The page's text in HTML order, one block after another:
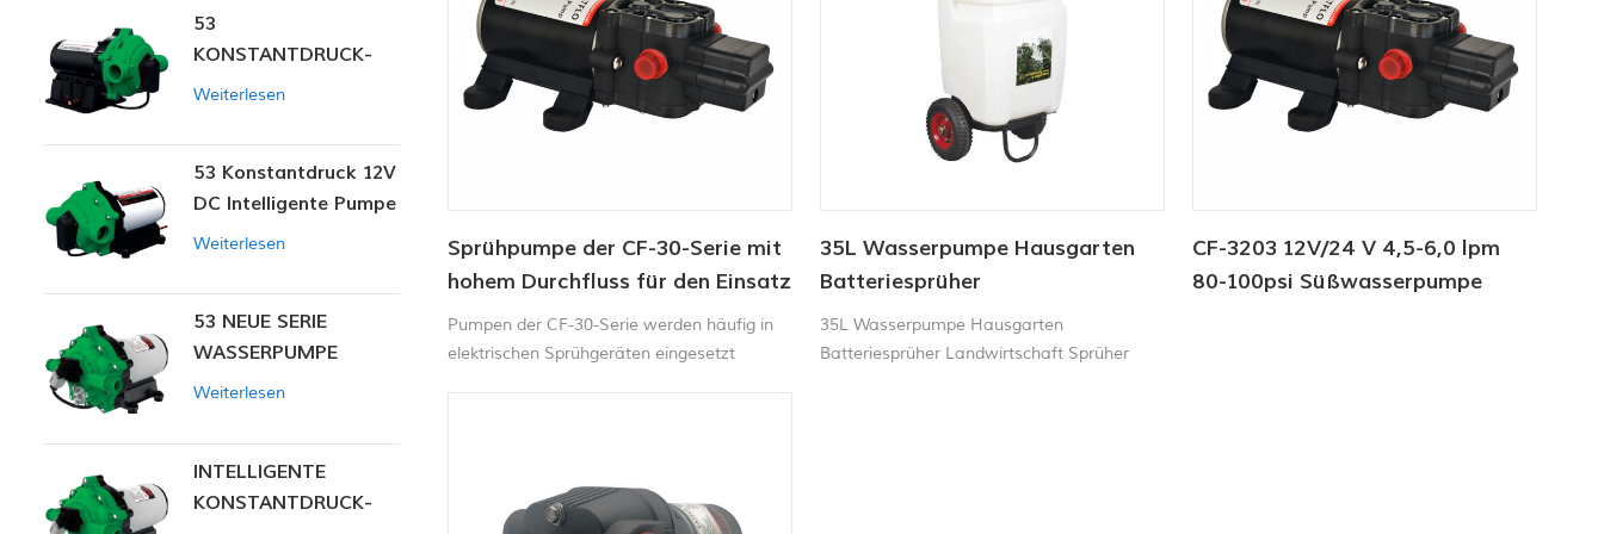
laufen lassen ohne Schaden und es bietet
bis zu b4
Sprühpumpe der CF-30-Serie mit
hohem Durchfluss für den Einsatz
in der Landwirtschaft
Pumpen der CF-30-Serie werden häufig in
elektrischen Sprühgeräten eingesetzt
35L Wasserpumpe Hausgarten
Batteriesprüher
Landwirtschaftssprüher
Gartengeräte mit Trolley
35L Wasserpumpe Hausgarten
Batteriesprüher Landwirtschaft Sprüher
CF-3203 12V/24 V 4,5-6,0 lpm
80-100psi Süßwasserpumpe
53
KONSTANTDRUCK-
INTELLIGENTE PUMPE
Weiterlesen
53 Konstantdruck 12V
DC Intelligente Pumpe
Weiterlesen
53 NEUE SERIE
WASSERPUMPE
Weiterlesen
INTELLIGENTE
KONSTANTDRUCK-